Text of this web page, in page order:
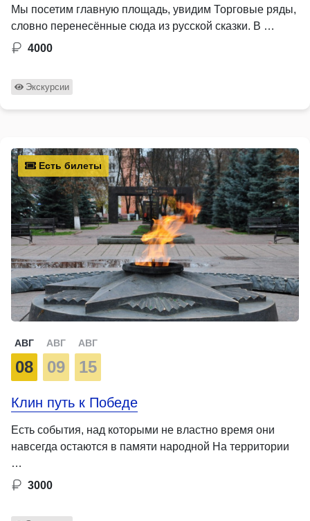
Мы посетим главную площадь, увидим Торговые ряды,
словно перенесённые сюда из русской сказки. В …
4000
Экскурсии
Есть билеты
АВГ
08
АВГ
09
АВГ
15
Клин путь к Победе
Есть события, над которыми не властно время они
навсегда остаются в памяти народной На территории
…
3000